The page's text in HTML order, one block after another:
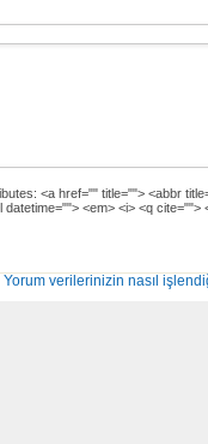
<a href="" title=""> <abbr
<em> <i> <q cite="">
Yorum verilerinizin nasıl